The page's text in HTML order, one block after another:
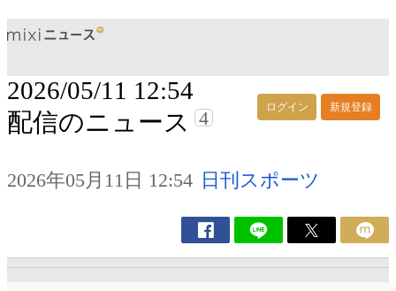
ログイン 新規登録
2026/05/11 12:54
配信のニュース 4
2026年05月11日 12:54 日刊スポーツ